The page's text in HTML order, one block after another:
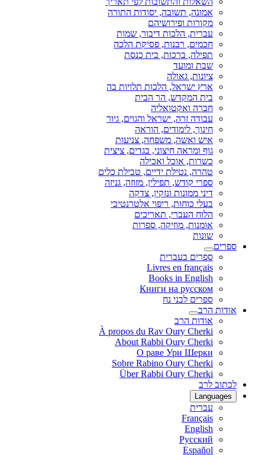
אמונה, תשובה, יסודות התורה
מקורות ופירושיהם
עברית, הלכות דיבור, שמות
חכמים, רבנות, פסיקת הלכה
תפילה, ברכות, בית כנסת
שבת ומועד
ציונות, גאולה
ארץ ישראל, הלכות תלויות בה
בית המקדש, הר הבית
חברה ואקטואליה
עבודה זרה, ישראל והגוים, גיור
חינוך, לימודים, הוראה
איש ואשה, משפחה, צניעות
גוף ומראה חיצוני, בגדים, ציצית
כשרות, אוכל ואכילה
טהרה, נטילת ידיים, טבילת כלים
ספרי קודש, תפילין, מזוזה, גניזה
דיני ממונות ונזקין, צדקה
בעלי כוחות, ריפוי אלטרנטיבי
הלוח העברי, תאריכים
אומנות, מוזיקה, ספרות
שונות
ספרים
ספרים בעברית
Livres en français
Books in English
Книги на русском
ספרים לבני נח
אודות הרב
אודות הרב
À propos du Rav Oury Cherki
About Rabbi Oury Cherki
О раве Ури Шерки
Sobre Rabino Oury Cherki
Über Rabbi Oury Cherki
לכתוב לרב
Languages
עברית
Français
English
Русский
Español